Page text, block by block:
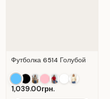
Футболка 6514 Голубой
1,039.00грн.